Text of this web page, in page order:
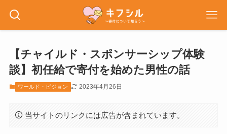
【チャイルド・スポンサーシップ体験
談】初任給で寄付を始めた男性の話
ワールド・ビジョン 2023年4月26日
当サイトのリンクには広告が含まれています。